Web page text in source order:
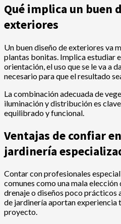
Qué implica un buen
exteriores
Un buen diseño de exteriores va
plantas bonitas. Implica estudiar
orientación, el uso que se le va a
necesario para que el resultado
La combinación adecuada de
iluminación y distribución es
equilibrado y funcional.
Ventajas de confiar
jardinería
Contar con profesionales
comunes como una mala
drenaje o diseños poco prácticos
de jardinería aportan experiencia
proyecto.